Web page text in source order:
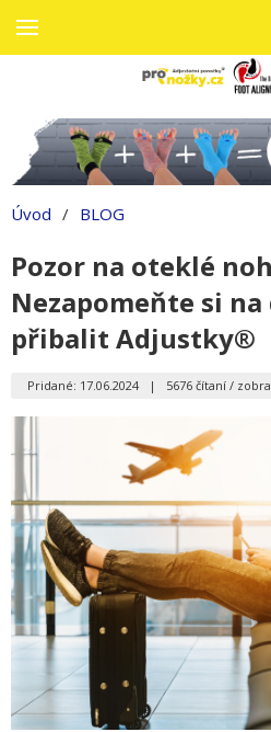
Úvod / BLOG
Pozor na oteklé
Nezapomeňte si
přibalit Adjustky®
Pridané: 17.06.2024 | 5676 čítaní /